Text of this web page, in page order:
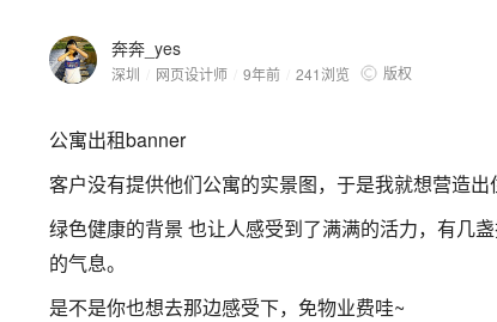
奔奔_yes
深圳 网页设计师 9年前 241浏览 版权
公寓出租banner
客户没有提供他们公寓的实景图，于是我就想营造出
绿色健康的背景 也让人感受到了满满的活力，有几
的气息。
是不是你也想去那边感受下，免物业费哇~